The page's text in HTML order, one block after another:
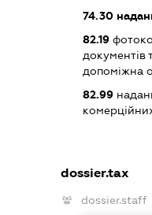
74.30
82.19
документів
допоміжна
82.99
dossier.tax
dossier.staff